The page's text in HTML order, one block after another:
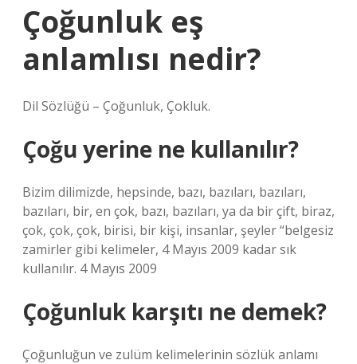
Çoğunluk eş
anlamlısı nedir?
Dil Sözlüğü – Çoğunluk, Çokluk.
Çoğu yerine ne kullanılır?
Bizim dilimizde, hepsinde, bazı, bazıları, bazıları,
bazıları, bir, en çok, bazı, bazıları, ya da bir çift, biraz,
çok, çok, çok, birisi, bir kişi, insanlar, şeyler “belgesiz
zamirler gibi kelimeler, 4 Mayıs 2009 kadar sık ​​
kullanılır. 4 Mayıs 2009
Çoğunluk karşıtı ne demek?
Çoğunluğun ve zulüm kelimelerinin sözlük anlamı